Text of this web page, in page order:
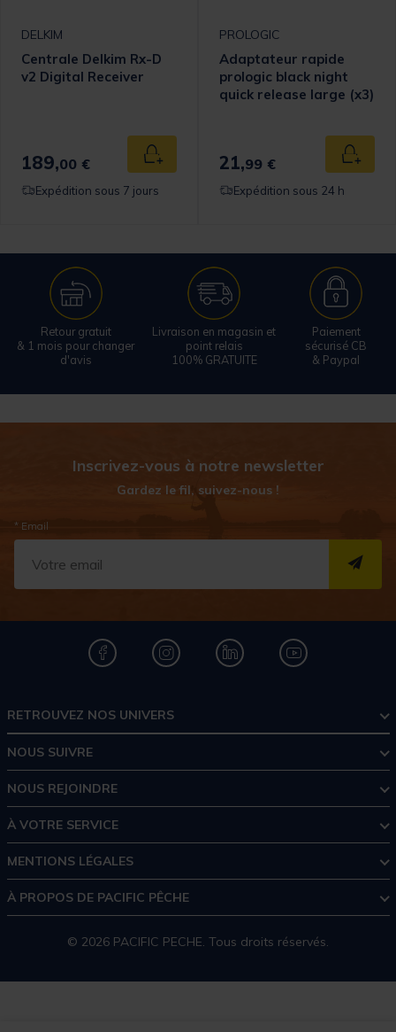
panier
DELKIM
Centrale Delkim Rx-D
v2 Digital Receiver
189,00 € Ajouter au panier
Expédition sous 7 jours
PROLOGIC
Adaptateur rapide
prologic black night
quick release large (x3)
21,99 €
Expédition sous 24 h
Retour gratuit
& 1 mois pour changer
d'avis
Livraison en magasin et
point relais
100% GRATUITE
Paiement
sécurisé CB
& Paypal
Inscrivez-vous à notre newsletter
Gardez le fil, suivez-nous !
* Email
RETROUVEZ NOS UNIVERS
NOUS SUIVRE
NOUS REJOINDRE
À VOTRE SERVICE
MENTIONS LÉGALES
À PROPOS DE PACIFIC PÊCHE
© 2026 PACIFIC PECHE. Tous droits réservés.